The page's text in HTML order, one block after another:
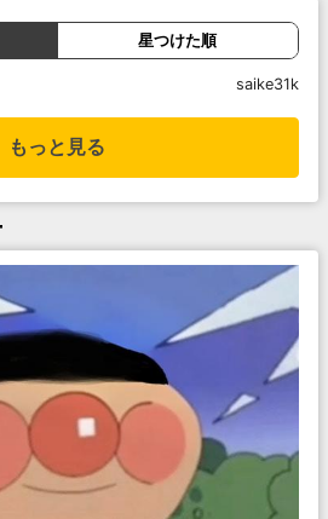
星つけた順
saike31k
もっと見る